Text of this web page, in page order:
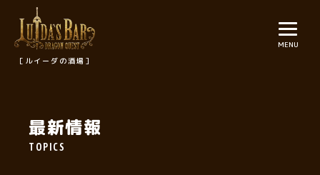
［ルイーダの酒場］
MENU
最新情報
TOPICS